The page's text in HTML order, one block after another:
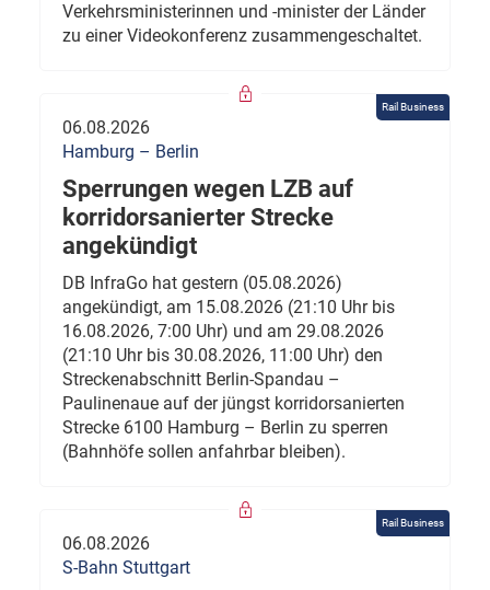
Verkehrsministerinnen und -minister der Länder
zu einer Videokonferenz zusammengeschaltet.
Rail Business
06.08.2026
Hamburg – Berlin
Sperrungen wegen LZB auf
korridorsanierter Strecke
angekündigt
DB InfraGo hat gestern (05.08.2026)
angekündigt, am 15.08.2026 (21:10 Uhr bis
16.08.2026, 7:00 Uhr) und am 29.08.2026
(21:10 Uhr bis 30.08.2026, 11:00 Uhr) den
Streckenabschnitt Berlin-Spandau –
Paulinenaue auf der jüngst korridorsanierten
Strecke 6100 Hamburg – Berlin zu sperren
(Bahnhöfe sollen anfahrbar bleiben).
Rail Business
06.08.2026
S-Bahn Stuttgart